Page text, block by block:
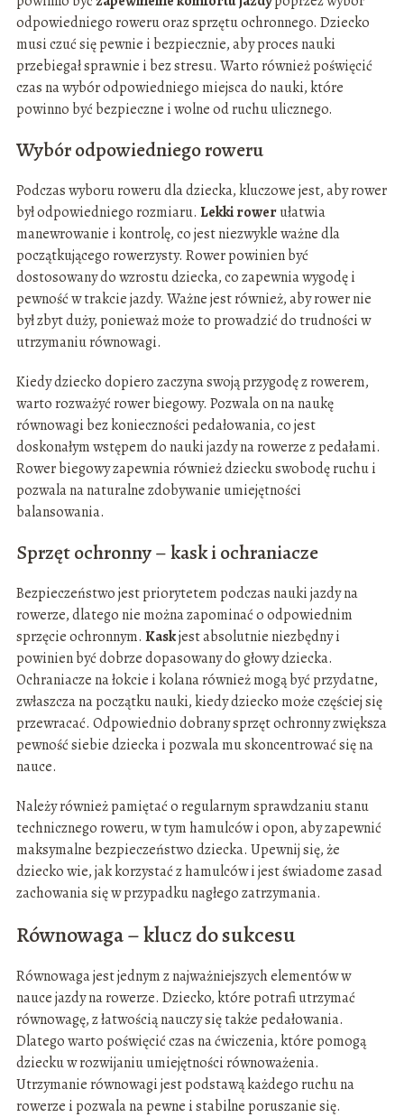
odpowiedniego roweru oraz sprzętu ochronnego. Dziecko
musi czuć się pewnie i bezpiecznie, aby proces nauki
przebiegał sprawnie i bez stresu. Warto również poświęcić
czas na wybór odpowiedniego miejsca do nauki, które
powinno być bezpieczne i wolne od ruchu ulicznego.
Wybór odpowiedniego roweru
Podczas wyboru roweru dla dziecka, kluczowe jest, aby rower
był odpowiedniego rozmiaru. Lekki rowerułatwia
manewrowanie i kontrolę, co jest niezwykle ważne dla
początkującego rowerzysty. Rower powinien być
dostosowany do wzrostu dziecka, co zapewnia wygodę i
pewność w trakcie jazdy. Ważne jest również, aby rower nie
był zbyt duży, ponieważ może to prowadzić do trudności w
utrzymaniu równowagi.
Kiedy dziecko dopiero zaczyna swoją przygodę z rowerem,
warto rozważyć rower biegowy. Pozwala on na naukę
równowagi bez konieczności pedałowania, co jest
doskonałym wstępem do nauki jazdy na rowerze z pedałami.
Rower biegowy zapewnia również dziecku swobodę ruchu i
pozwala na naturalne zdobywanie umiejętności
balansowania.
Sprzęt ochronny – kask i ochraniacze
Bezpieczeństwo jest priorytetem podczas nauki jazdy na
rowerze, dlatego nie można zapominać o odpowiednim
sprzęcie ochronnym. Kaskjest absolutnie niezbędny i
powinien być dobrze dopasowany do głowy dziecka.
Ochraniacze na łokcie i kolana również mogą być przydatne,
zwłaszcza na początku nauki, kiedy dziecko może częściej się
przewracać. Odpowiednio dobrany sprzęt ochronny zwiększa
pewność siebie dziecka i pozwala mu skoncentrować się na
nauce.
Należy również pamiętać o regularnym sprawdzaniu stanu
technicznego roweru, w tym hamulców i opon, aby zapewnić
maksymalne bezpieczeństwo dziecka. Upewnij się, że
dziecko wie, jak korzystać z hamulców i jest świadome zasad
zachowania się w przypadku nagłego zatrzymania.
Równowaga – klucz do sukcesu
Równowaga jest jednym z najważniejszych elementów w
nauce jazdy na rowerze. Dziecko, które potrafi utrzymać
równowagę, z łatwością nauczy się także pedałowania.
Dlatego warto poświęcić czas na ćwiczenia, które pomogą
dziecku w rozwijaniu umiejętności równoważenia.
Utrzymanie równowagi jest podstawą każdego ruchu na
rowerze i pozwala na pewne i stabilne poruszanie się.